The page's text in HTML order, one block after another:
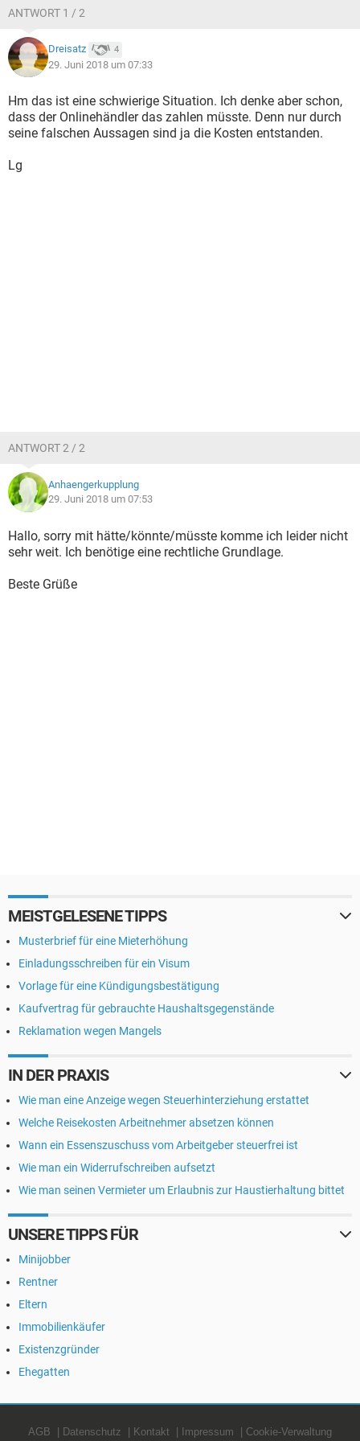
für den erneuten Einbau des E-Satzes. Nun meine Frage,
muß der Online-Händler auch den nochmaligen Einbau des
E-Satzes bezahlen ? Ich hatte ja schon Kosten in Höhe von
200 € für den kompletten Einbau. Ich müßte jetzt noch mal
Kosten in Höhe von ca. 100-150 € für den erneuten Einbau
zahlen und das aus der eigenen Tasche ??
Beste Grüße
Anhängerkupplung
ANTWORT 1 / 2
Dreisatz 4
29. Juni 2018 um 07:33
Hm das ist eine schwierige Situation. Ich denke aber schon,
dass der Onlinehändler das zahlen müsste. Denn nur durch
seine falschen Aussagen sind ja die Kosten entstanden.
Lg
ANTWORT 2 / 2
Anhaengerkupplung
29. Juni 2018 um 07:53
Hallo, sorry mit hätte/könnte/müsste komme ich leider nicht
sehr weit. Ich benötige eine rechtliche Grundlage.
Beste Grüße
MEISTGELESENE TIPPS
Musterbrief für eine Mieterhöhung
Einladungsschreiben für ein Visum
Vorlage für eine Kündigungsbestätigung
Kaufvertrag für gebrauchte Haushaltsgegenstände
Reklamation wegen Mangels
IN DER PRAXIS
Wie man eine Anzeige wegen Steuerhinterziehung erstattet
Welche Reisekosten Arbeitnehmer absetzen können
Wann ein Essenszuschuss vom Arbeitgeber steuerfrei ist
Wie man ein Widerrufschreiben aufsetzt
Wie man seinen Vermieter um Erlaubnis zur Haustierhaltung bittet
UNSERE TIPPS FÜR
Minijobber
Rentner
Eltern
Immobilienkäufer
Existenzgründer
Ehegatten
AGB Datenschutz Kontakt Impressum Cookie-Verwaltung